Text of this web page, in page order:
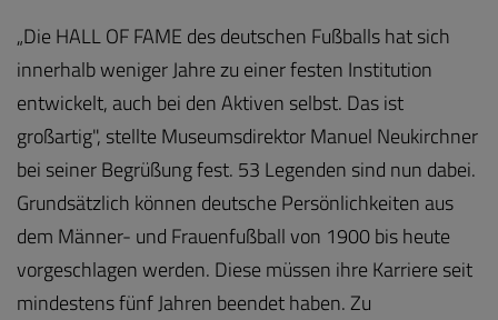
„Die HALL OF FAME des deutschen Fußballs hat sich
innerhalb weniger Jahre zu einer festen Institution
entwickelt, auch bei den Aktiven selbst. Das ist
großartig", stellte Museumsdirektor Manuel Neukirchner
bei seiner Begrüßung fest. 53 Legenden sind nun dabei.
Grundsätzlich können deutsche Persönlichkeiten aus
dem Männer- und Frauenfußball von 1900 bis heute
vorgeschlagen werden. Diese müssen ihre Karriere seit
mindestens fünf Jahren beendet haben. Zu